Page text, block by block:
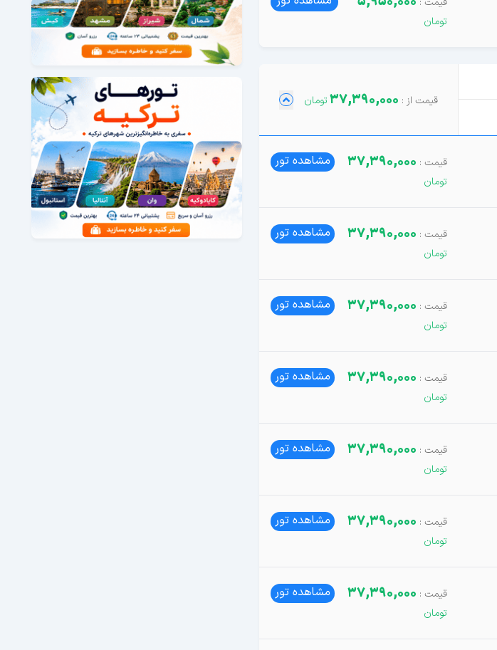
37,390,000
37,390,000 مشاهده تور
37,390,000 مشاهده تور
37,390,000 مشاهده تور
37,390,000 مشاهده تور
37,390,000 مشاهده تور
37,390,000 مشاهده تور
37,390,000 مشاهده تور